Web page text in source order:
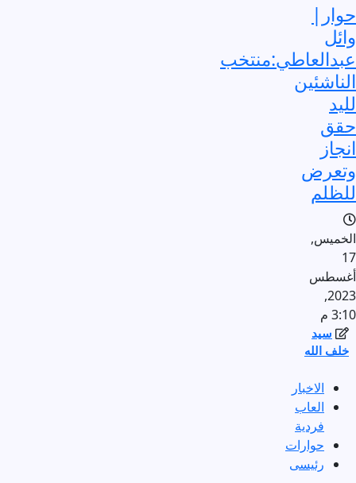
حوار|
وائل
عبدالعاطي:منتخب
الناشئين
لليد
حقق
انجاز
وتعرض
للظلم
الخميس,
17
أغسطس
2023,
3:10 م
سيد
خلف الله
الاخبار
العاب
فردية
حوارات
رئيسى